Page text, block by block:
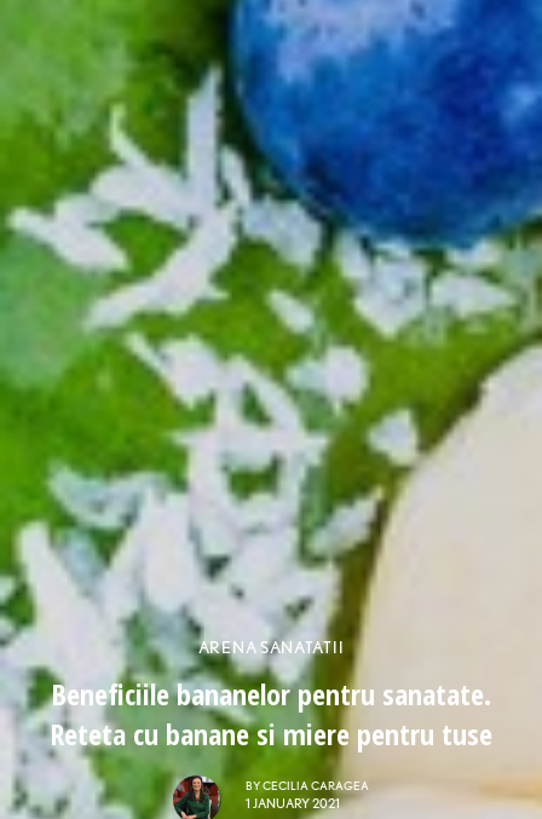
ARENA SANATATII
Beneficiile bananelor pentru sanatate.
Reteta cu banane si miere pentru tuse
BYCECILIA CARAGEA
1 JANUARY 2021